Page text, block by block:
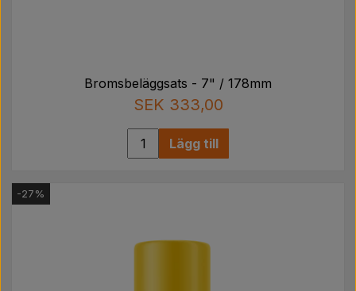
Bromsbeläggsats - 7" / 178mm
SEK 333,00
Lägg till
-27%